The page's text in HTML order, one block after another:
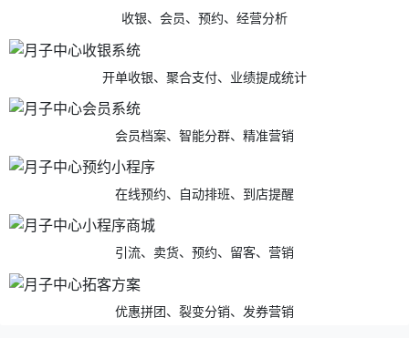
收银、会员、预约、经营分析
开单收银、聚合支付、业绩提成统计
会员档案、智能分群、精准营销
在线预约、自动排班、到店提醒
引流、卖货、预约、留客、营销
优惠拼团、裂变分销、发券营销